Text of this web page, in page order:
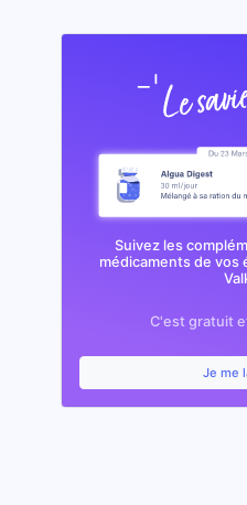
Suivez les
médicaments de vos
C'est gratuit
Je me